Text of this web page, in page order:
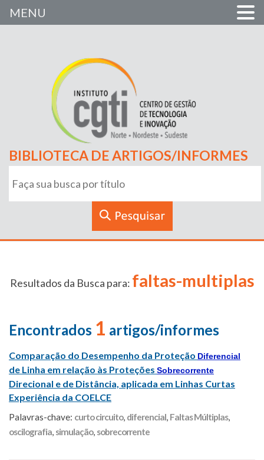
BIBLIOTECA DE ARTIGOS/INFORMES
Resultados da Busca para: faltas-multiplas
Encontrados 1 artigos/informes
Comparação do Desempenho da Proteção Diferencial
de Linha em relação às Proteções Sobrecorrente
Direcional e de Distância, aplicada em Linhas Curtas
Experiência da COELCE
Palavras-chave: curto circuito, diferencial, Faltas Múltiplas,
oscilografia, simulação, sobrecorrente
MENU